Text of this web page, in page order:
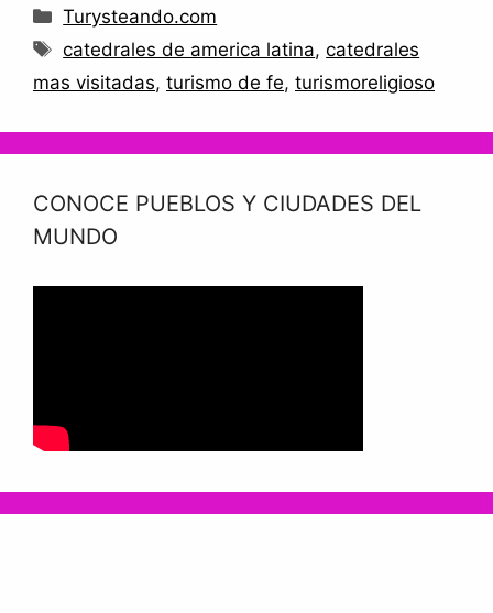
Categorías
Turysteando.com
Etiquetas
catedrales de america latina,catedrales
mas visitadas, turismo de fe, turismoreligioso
CONOCE PUEBLOS Y CIUDADES DEL
MUNDO